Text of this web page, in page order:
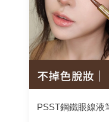
PSST鋼鐵眼線液